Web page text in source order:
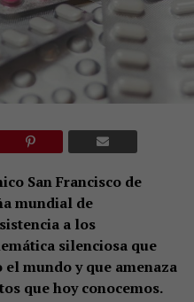
San Francisco de
mundial de
a los
silenciosa que
mundo y que amenaza
que hoy conocemos.